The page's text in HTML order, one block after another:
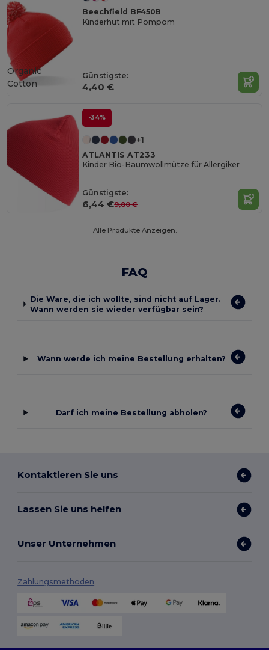
Beechfield BF450B
Kinderhut mit Pompom
Günstigste:
4,40 €
Organic
Cotton
-34%
+1
ATLANTIS AT233
Kinder Bio-Baumwollmütze für Allergiker
Günstigste:
6,44 €9,80 €
Alle Produkte Anzeigen.
FAQ
Die Ware, die ich wollte, sind nicht auf Lager.
Wann werden sie wieder verfügbar sein?
Wann werde ich meine Bestellung erhalten?
Darf ich meine Bestellung abholen?
Kontaktieren Sie uns
Lassen Sie uns helfen
Unser Unternehmen
Zahlungsmethoden